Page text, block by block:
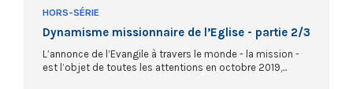
HORS-SÉRIE
Dynamisme missionnaire de l’Eglise - partie 2/3
L’annonce de l’Evangile à travers le monde - la mission -
est l’objet de toutes les attentions en octobre 2019,...